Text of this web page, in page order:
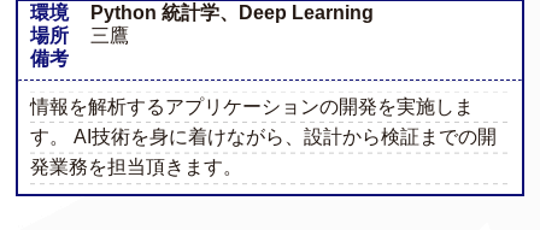
環境
Python 統計学、Deep Learning
場所
三鷹
備考
情報を解析するアプリケーションの開発を実施しま
す。 AI技術を身に着けながら、設計から検証までの開
発業務を担当頂きます。